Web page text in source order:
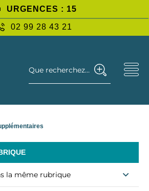
URGENCES : 15
02 99 28 43 21
Que recherchez-vous ?
la même rubrique